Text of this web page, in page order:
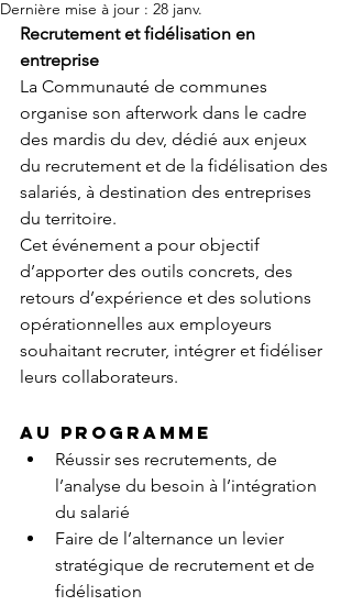
Dernière mise à jour : 28 janv.
Recrutement et fidélisation en
entreprise
La Communauté de communes
organise son afterwork dans le cadre
des mardis du dev, dédié aux enjeux
du recrutement et de la fidélisation des
salariés, à destination des entreprises
du territoire.
Cet événement a pour objectif
d’apporter des outils concrets, des
retours d’expérience et des solutions
opérationnelles aux employeurs
souhaitant recruter, intégrer et fidéliser
leurs collaborateurs.
Au programme
Réussir ses recrutements, de
l’analyse du besoin à l’intégration
du salarié
Faire de l’alternance un levier
stratégique de recrutement et de
fidélisation